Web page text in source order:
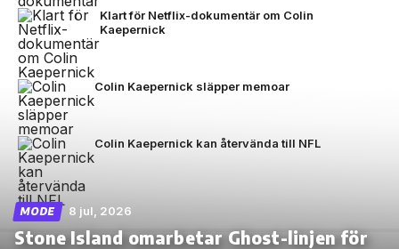
Klart för Netflix-dokumentär om Colin
Kaepernick
Colin Kaepernick släpper memoar
Colin Kaepernick kan återvända till NFL
MODE 8 jul, 2026
Stone Island omarbetar Ghost-linjen för